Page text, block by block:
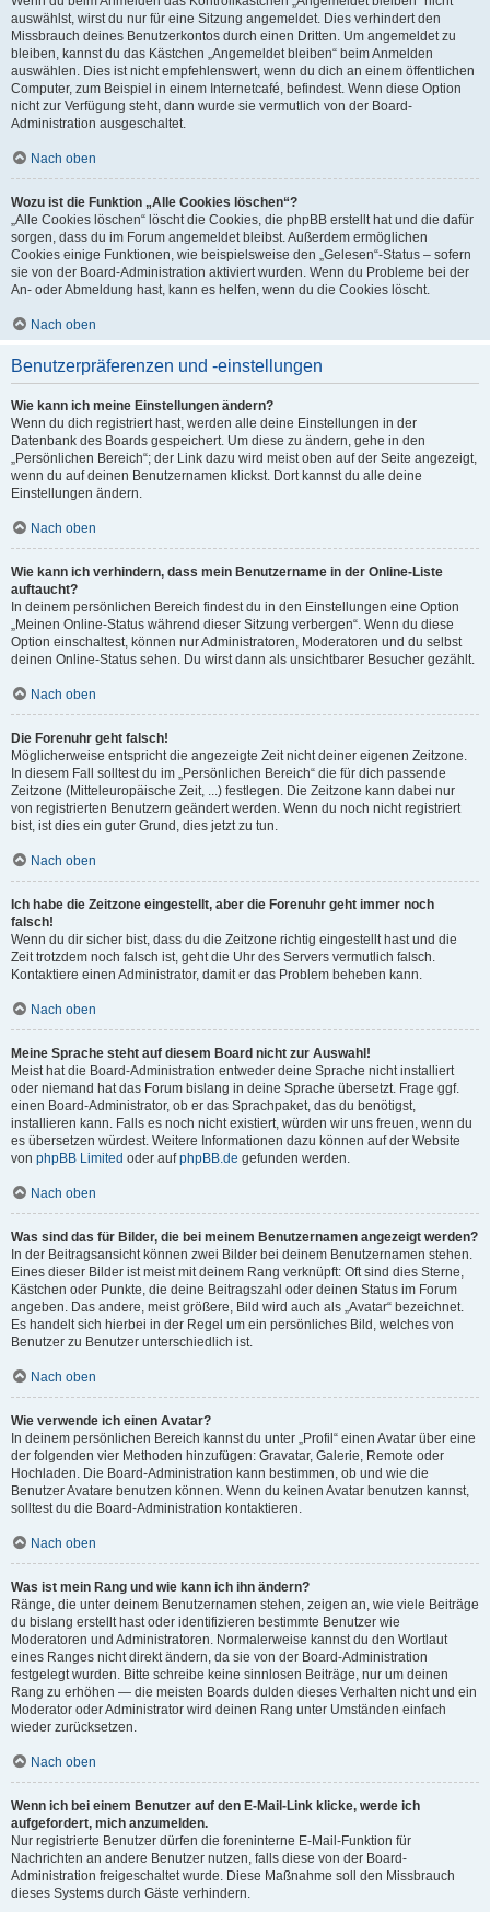
auswählst, wirst du nur für eine Sitzung angemeldet. Dies verhindert den
Missbrauch deines Benutzerkontos durch einen Dritten. Um angemeldet zu
bleiben, kannst du das Kästchen „Angemeldet bleiben“ beim Anmelden
auswählen. Dies ist nicht empfehlenswert, wenn du dich an einem öffentlichen
Computer, zum Beispiel in einem Internetcafé, befindest. Wenn diese Option
nicht zur Verfügung steht, dann wurde sie vermutlich von der Board-
Administration ausgeschaltet.
Nach oben
Wozu ist die Funktion „Alle Cookies löschen“?
„Alle Cookies löschen“ löscht die Cookies, die phpBB erstellt hat und die dafür
sorgen, dass du im Forum angemeldet bleibst. Außerdem ermöglichen
Cookies einige Funktionen, wie beispielsweise den „Gelesen“-Status – sofern
sie von der Board-Administration aktiviert wurden. Wenn du Probleme bei der
An- oder Abmeldung hast, kann es helfen, wenn du die Cookies löscht.
Nach oben
Benutzerpräferenzen und -einstellungen
Wie kann ich meine Einstellungen ändern?
Wenn du dich registriert hast, werden alle deine Einstellungen in der
Datenbank des Boards gespeichert. Um diese zu ändern, gehe in den
„Persönlichen Bereich“; der Link dazu wird meist oben auf der Seite angezeigt,
wenn du auf deinen Benutzernamen klickst. Dort kannst du alle deine
Einstellungen ändern.
Nach oben
Wie kann ich verhindern, dass mein Benutzername in der Online-Liste
auftaucht?
In deinem persönlichen Bereich findest du in den Einstellungen eine Option
„Meinen Online-Status während dieser Sitzung verbergen“. Wenn du diese
Option einschaltest, können nur Administratoren, Moderatoren und du selbst
deinen Online-Status sehen. Du wirst dann als unsichtbarer Besucher gezählt.
Nach oben
Die Forenuhr geht falsch!
Möglicherweise entspricht die angezeigte Zeit nicht deiner eigenen Zeitzone.
In diesem Fall solltest du im „Persönlichen Bereich“ die für dich passende
Zeitzone (Mitteleuropäische Zeit, ...) festlegen. Die Zeitzone kann dabei nur
von registrierten Benutzern geändert werden. Wenn du noch nicht registriert
bist, ist dies ein guter Grund, dies jetzt zu tun.
Nach oben
Ich habe die Zeitzone eingestellt, aber die Forenuhr geht immer noch
falsch!
Wenn du dir sicher bist, dass du die Zeitzone richtig eingestellt hast und die
Zeit trotzdem noch falsch ist, geht die Uhr des Servers vermutlich falsch.
Kontaktiere einen Administrator, damit er das Problem beheben kann.
Nach oben
Meine Sprache steht auf diesem Board nicht zur Auswahl!
Meist hat die Board-Administration entweder deine Sprache nicht installiert
oder niemand hat das Forum bislang in deine Sprache übersetzt. Frage ggf.
einen Board-Administrator, ob er das Sprachpaket, das du benötigst,
installieren kann. Falls es noch nicht existiert, würden wir uns freuen, wenn du
es übersetzen würdest. Weitere Informationen dazu können auf der Website
von phpBB Limited oder aufphpBB.de gefunden werden.
Nach oben
Was sind das für Bilder, die bei meinem Benutzernamen angezeigt werden?
In der Beitragsansicht können zwei Bilder bei deinem Benutzernamen stehen.
Eines dieser Bilder ist meist mit deinem Rang verknüpft: Oft sind dies Sterne,
Kästchen oder Punkte, die deine Beitragszahl oder deinen Status im Forum
angeben. Das andere, meist größere, Bild wird auch als „Avatar“ bezeichnet.
Es handelt sich hierbei in der Regel um ein persönliches Bild, welches von
Benutzer zu Benutzer unterschiedlich ist.
Nach oben
Wie verwende ich einen Avatar?
In deinem persönlichen Bereich kannst du unter „Profil“ einen Avatar über eine
der folgenden vier Methoden hinzufügen: Gravatar, Galerie, Remote oder
Hochladen. Die Board-Administration kann bestimmen, ob und wie die
Benutzer Avatare benutzen können. Wenn du keinen Avatar benutzen kannst,
solltest du die Board-Administration kontaktieren.
Nach oben
Was ist mein Rang und wie kann ich ihn ändern?
Ränge, die unter deinem Benutzernamen stehen, zeigen an, wie viele Beiträge
du bislang erstellt hast oder identifizieren bestimmte Benutzer wie
Moderatoren und Administratoren. Normalerweise kannst du den Wortlaut
eines Ranges nicht direkt ändern, da sie von der Board-Administration
festgelegt wurden. Bitte schreibe keine sinnlosen Beiträge, nur um deinen
Rang zu erhöhen — die meisten Boards dulden dieses Verhalten nicht und ein
Moderator oder Administrator wird deinen Rang unter Umständen einfach
wieder zurücksetzen.
Nach oben
Wenn ich bei einem Benutzer auf den E-Mail-Link klicke, werde ich
aufgefordert, mich anzumelden.
Nur registrierte Benutzer dürfen die foreninterne E-Mail-Funktion für
Nachrichten an andere Benutzer nutzen, falls diese von der Board-
Administration freigeschaltet wurde. Diese Maßnahme soll den Missbrauch
dieses Systems durch Gäste verhindern.